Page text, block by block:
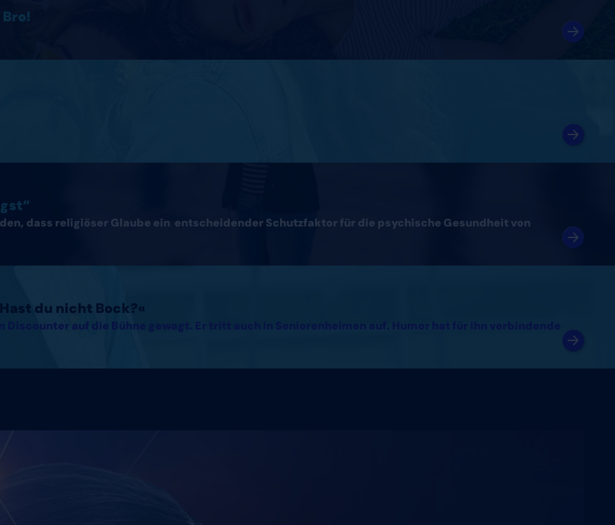
dass religiöser Glaube ein entscheidender Schutzfaktor für die psychische Gesundheit von
du nicht Bock?«
Discounter auf die Bühne gewagt. Er tritt auch in Seniorenheimen auf. Humor hat für ihn verbindende